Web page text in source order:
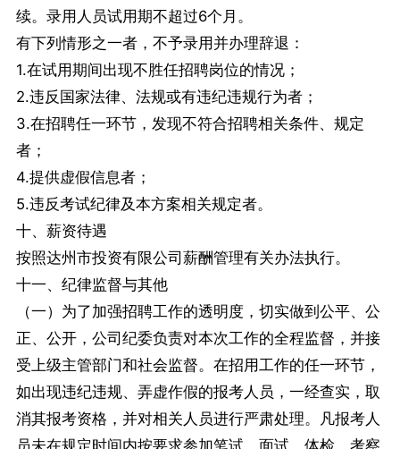
续。录用人员试用期不超过6个月。
有下列情形之一者，不予录用并办理辞退：
1.在试用期间出现不胜任招聘岗位的情况；
2.违反国家法律、法规或有违纪违规行为者；
3.在招聘任一环节，发现不符合招聘相关条件、规定
者；
4.提供虚假信息者；
5.违反考试纪律及本方案相关规定者。
十、薪资待遇
按照达州市投资有限公司薪酬管理有关办法执行。
十一、纪律监督与其他
（一）为了加强招聘工作的透明度，切实做到公平、公
正、公开，公司纪委负责对本次工作的全程监督，并接
受上级主管部门和社会监督。在招用工作的任一环节，
如出现违纪违规、弄虚作假的报考人员，一经查实，取
消其报考资格，并对相关人员进行严肃处理。凡报考人